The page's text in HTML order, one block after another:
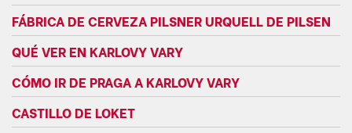
FÁBRICA DE CERVEZA PILSNER URQUELL DE PILSEN
QUÉ VER EN KARLOVY VARY
CÓMO IR DE PRAGA A KARLOVY VARY
CASTILLO DE LOKET